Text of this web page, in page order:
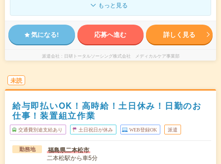
もっと見る
気になる! 応募へ進む 詳しく見る
派遣会社 日研トータルソーシング株式会社 メディカルケア事業部
未読
給与即払いOK！高時給！土日休み！日勤のお
仕事！装置組立作業
交通費別途支給あり 土日祝日が休み WEB登録OK 派遣
勤務地 福島県二本松市
二本松駅から車5分